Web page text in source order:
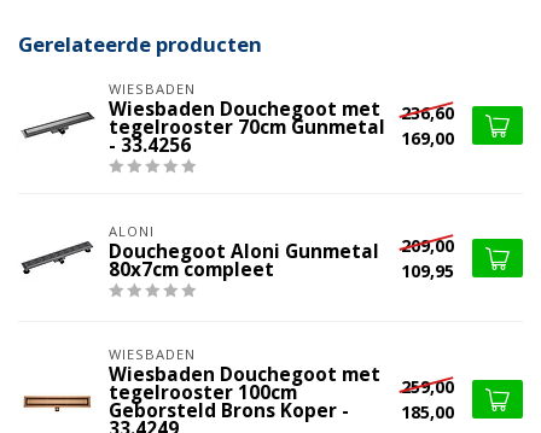
Gerelateerde producten
WIESBADEN
Wiesbaden Douchegoot met
tegelrooster 70cm Gunmetal
- 33.4256
236,60
169,00
ALONI
Douchegoot Aloni Gunmetal
80x7cm compleet
209,00
109,95
WIESBADEN
Wiesbaden Douchegoot met
tegelrooster 100cm
Geborsteld Brons Koper -
259,00
185,00